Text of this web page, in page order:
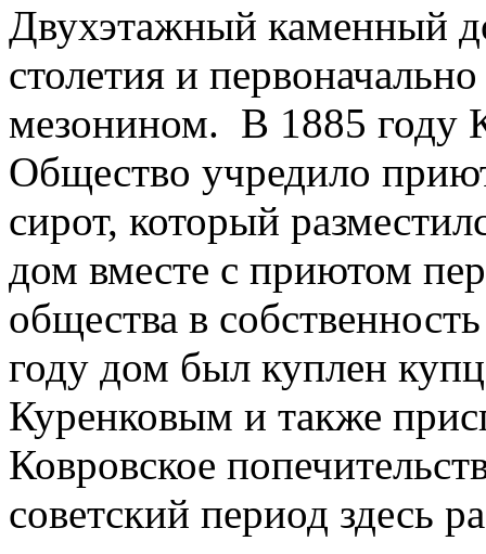
Двухэтажный каменный
столетия и
мезонином. В 1885 году
Общество учредило
сирот, который
дом вместе с приютом
общества в
году дом был куплен
Куренковым и также
Ковровское
советский период здесь